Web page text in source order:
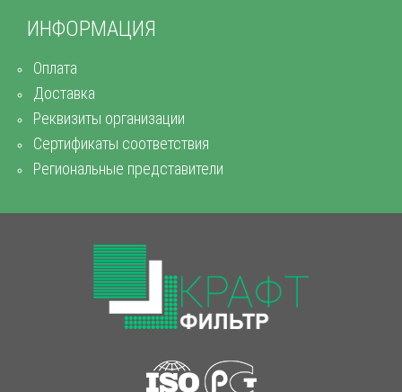
ИНФОРМАЦИЯ
Оплата
Доставка
Реквизиты организации
Сертификаты соответствия
Региональные представители